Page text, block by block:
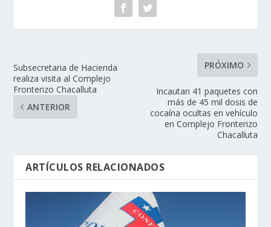
Subsecretaria de Hacienda
realiza visita al Complejo
Fronterizo Chacalluta
ANTERIOR
PRÓXIMO
Incautan 41 paquetes con
más de 45 mil dosis de
cocaína ocultas en vehículo
en Complejo Fronterizo
Chacalluta
ARTÍCULOS RELACIONADOS